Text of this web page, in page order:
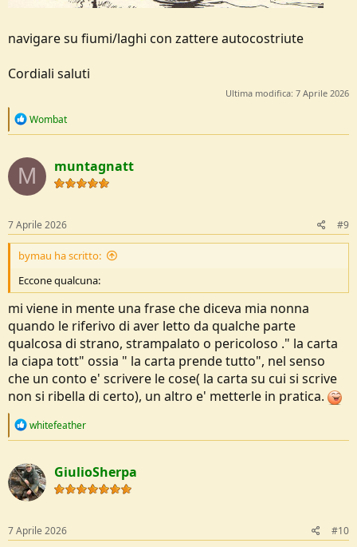
navigare su fiumi/laghi con zattere autocostriute
Cordiali saluti
Ultima modifica: 7 Aprile 2026
R
c
t
i
o
s
:
Wombat
M muntagnatt
7 Aprile 2026 #9
bymau ha scritto:
Eccone qualcuna:
mi viene in mente una frase che diceva mia nonna
quando le riferivo di aver letto da qualche parte
qualcosa di strano, strampalato o pericoloso ." la carta
la ciapa tott" ossia " la carta prende tutto", nel senso
che un conto e' scrivere le cose( la carta su cui si scrive
non si ribella di certo), un altro e' metterle in pratica.
R
c
t
i
o
s
:
whitefeather
GiulioSherpa
7 Aprile 2026 #10